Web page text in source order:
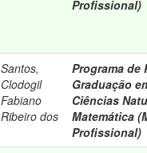
Profissional)
Santos,
Clodogil
Fabiano
Ribeiro dos
Programa de
Graduação
Ciências
Matemática
Profissional)